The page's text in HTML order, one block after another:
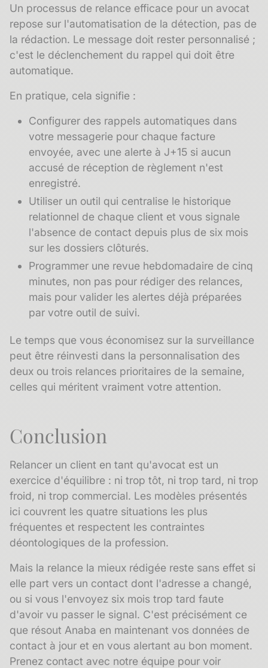
Un processus de relance efficace pour un avocat
repose sur l'automatisation de la détection, pas de
la rédaction. Le message doit rester personnalisé ;
c'est le déclenchement du rappel qui doit être
automatique.
En pratique, cela signifie :
Configurer des rappels automatiques dans
votre messagerie pour chaque facture
envoyée, avec une alerte à J+15 si aucun
accusé de réception de règlement n'est
enregistré.
Utiliser un outil qui centralise le historique
relationnel de chaque client et vous signale
l'absence de contact depuis plus de six mois
sur les dossiers clôturés.
Programmer une revue hebdomadaire de cinq
minutes, non pas pour rédiger des relances,
mais pour valider les alertes déjà préparées
par votre outil de suivi.
Le temps que vous économisez sur la surveillance
peut être réinvesti dans la personnalisation des
deux ou trois relances prioritaires de la semaine,
celles qui méritent vraiment votre attention.
Conclusion
Relancer un client en tant qu'avocat est un
exercice d'équilibre : ni trop tôt, ni trop tard, ni trop
froid, ni trop commercial. Les modèles présentés
ici couvrent les quatre situations les plus
fréquentes et respectent les contraintes
déontologiques de la profession.
Mais la relance la mieux rédigée reste sans effet si
elle part vers un contact dont l'adresse a changé,
ou si vous l'envoyez six mois trop tard faute
d'avoir vu passer le signal. C'est précisément ce
que résout Anaba en maintenant vos données de
contact à jour et en vous alertant au bon moment.
Prenez contact avec notre équipe pour voir